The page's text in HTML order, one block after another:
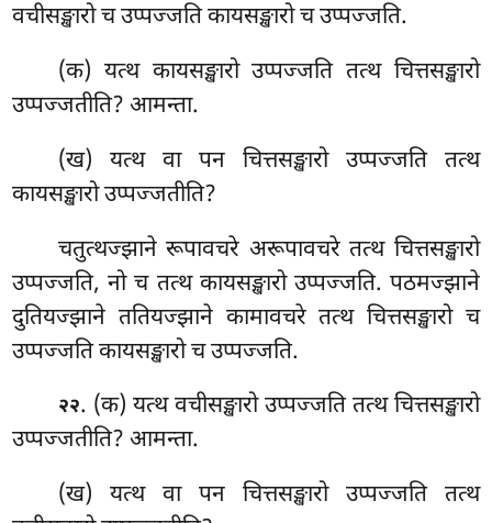
वचीसङ्खारो च उप्पज्जति कायसङ्खारो च उप्पज्जति.
(क) यत्थ कायसङ्खारो उप्पज्जति तत्थ चित्तसङ्खारो
उप्पज्जतीति? आमन्ता.
(ख) यत्थ वा पन चित्तसङ्खारो उप्पज्जति तत्थ
कायसङ्खारो उप्पज्जतीति?
चतुत्थज्झाने रूपावचरे अरूपावचरे तत्थ चित्तसङ्खारो
उप्पज्जति, नो च तत्थ कायसङ्खारो उप्पज्जति. पठमज्झाने
दुतियज्झाने ततियज्झाने कामावचरे तत्थ चित्तसङ्खारो च
उप्पज्जति कायसङ्खारो च उप्पज्जति.
२२. (क) यत्थ वचीसङ्खारो उप्पज्जति तत्थ चित्तसङ्खारो
उप्पज्जतीति? आमन्ता.
(ख) यत्थ वा पन चित्तसङ्खारो उप्पज्जति तत्थ